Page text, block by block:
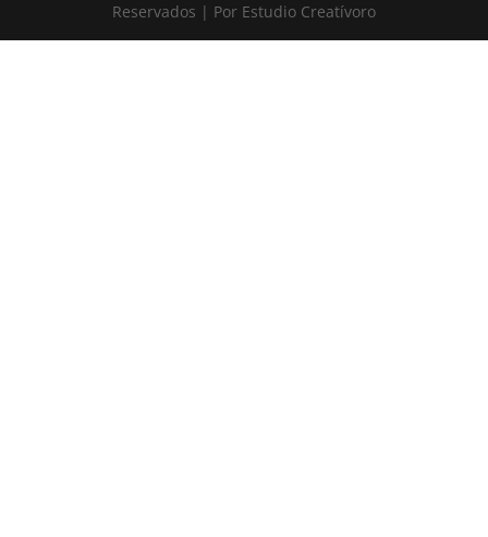
Reservados | Por Estudio Creatívoro